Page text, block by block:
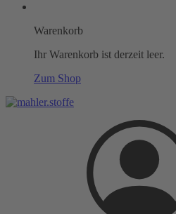
Warenkorb
Ihr Warenkorb ist derzeit leer.
Zum Shop